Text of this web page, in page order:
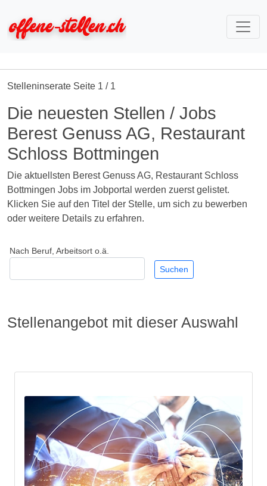
Stelleninserate Seite 1 / 1
Die neuesten Stellen / Jobs
Berest Genuss AG, Restaurant
Schloss Bottmingen
Die aktuellsten Berest Genuss AG, Restaurant Schloss
Bottmingen Jobs im Jobportal werden zuerst gelistet.
Klicken Sie auf den Titel der Stelle, um sich zu bewerben
oder weitere Details zu erfahren.
Nach Beruf, Arbeitsort o.ä.
Stellenangebot mit dieser Auswahl